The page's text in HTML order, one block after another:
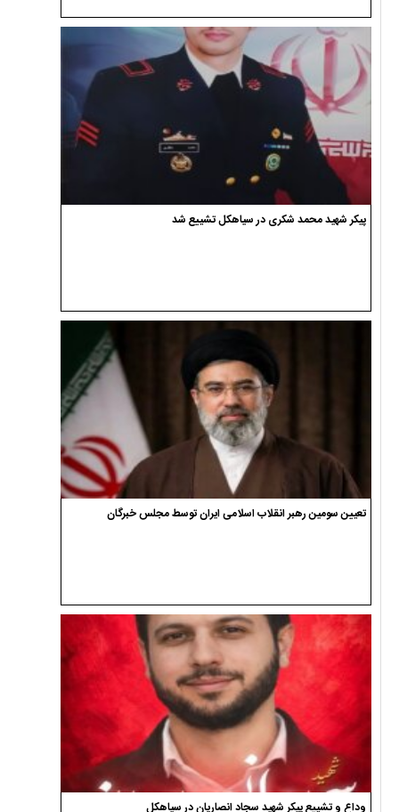
پیکر شهید محمد شکری در سیاهکل تشییع شد
تعیین سومین رهبر انقلاب اسلامی ایران توسط مجلس خبرگان
وداع و تشییع پیکر شهید سجاد انصاریان در سیاهکل